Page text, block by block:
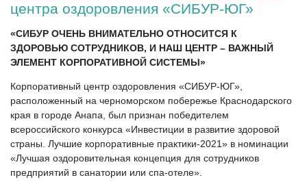
центра оздоровления «СИБУР-ЮГ»
«СИБУР ОЧЕНЬ ВНИМАТЕЛЬНО ОТНОСИТСЯ К
ЗДОРОВЬЮ СОТРУДНИКОВ, И НАШ ЦЕНТР – ВАЖНЫЙ
ЭЛЕМЕНТ КОРПОРАТИВНОЙ СИСТЕМЫ»
Корпоративный центр оздоровления «СИБУР-ЮГ»,
расположенный на черноморском побережье Краснодарского
края в городе Анапа, был признан победителем
всероссийского конкурса «Инвестиции в развитие здоровой
страны. Лучшие корпоративные практики-2021» в номинации
«Лучшая оздоровительная концепция для сотрудников
предприятий в санатории или спа-отеле».